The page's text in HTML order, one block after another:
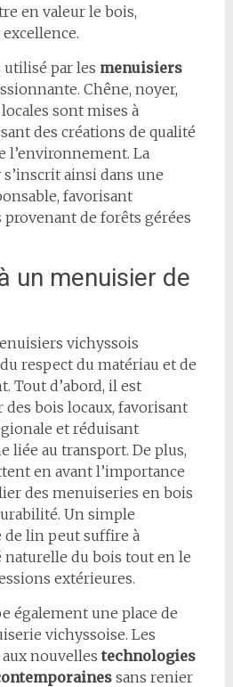
en valeur le bois,
utilisé par les menuisiers
Chêne, noyer,
sont mises à
des créations de qualité
l’environnement. La
ainsi dans une
favorisant
de forêts gérées
un menuisier de
vichyssois
respect du matériau et de
Tout d’abord, il est
bois locaux, favorisant
et réduisant
liée au transport. De plus,
en avant l’importance
des menuiseries en bois
Un simple
de lin peut suffire à
naturelle du bois tout en le
extérieures.
également une place de
vichyssoise. Les
aux nouvellestechnologies
sans renier